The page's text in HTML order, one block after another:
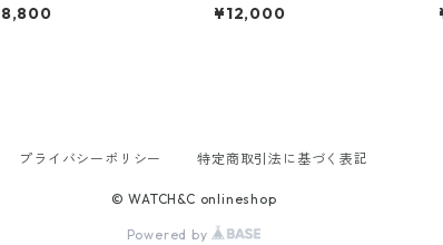
¥12,000
プライバシーポリシー 特定商取引法に基づく表記
© WATCH&C onlineshop
Powered by